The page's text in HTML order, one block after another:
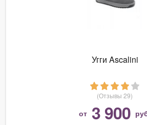
Угги Ascalini
(Отзывы 29)
от 3 900